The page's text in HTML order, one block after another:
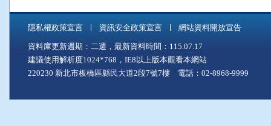
隱私權政策宣言 資訊安全政策宣言 網站資料開放宣告
資料庫更新週期：二週，最新資料時間：115.07.17
建議使用解析度1024*768，IE8以上版本觀看本網站
220230 新北市板橋區縣民大道2段7號7樓 電話：02-8968-9999